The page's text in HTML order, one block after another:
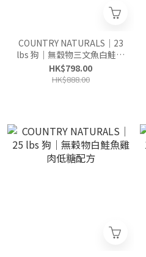
COUNTRY NATURALS｜23
lbs 狗｜無穀物三文魚白鮭魚
護心配方
HK$798.00
HK$888.00